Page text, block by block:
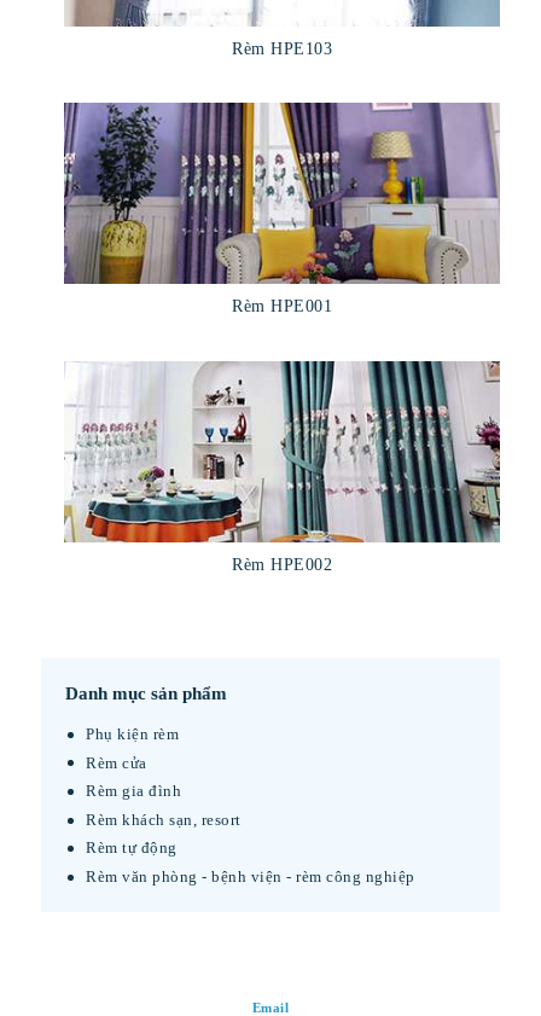
Rèm HPE103
Rèm HPE001
Rèm HPE002
Danh mục sản phẩm
Phụ kiện rèm
Rèm cửa
Rèm gia đình
Rèm khách sạn, resort
Rèm tự động
Rèm văn phòng - bệnh viện - rèm công nghiệp
Email